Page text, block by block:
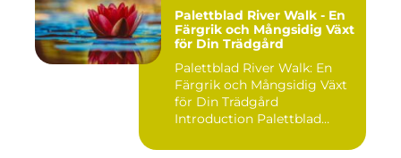
Palettblad River Walk - En
Färgrik och Mångsidig Växt
för Din Trädgård
Palettblad River Walk: En
Färgrik och Mångsidig Växt
för Din Trädgård
Introduction Palettblad